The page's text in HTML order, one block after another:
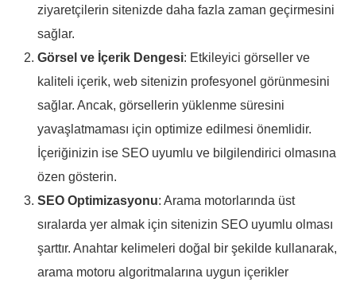
ziyaretçilerin sitenizde daha fazla zaman geçirmesini
sağlar.
Görsel ve İçerik Dengesi: Etkileyici görseller ve
kaliteli içerik, web sitenizin profesyonel görünmesini
sağlar. Ancak, görsellerin yüklenme süresini
yavaşlatmaması için optimize edilmesi önemlidir.
İçeriğinizin ise SEO uyumlu ve bilgilendirici olmasına
özen gösterin.
SEO Optimizasyonu: Arama motorlarında üst
sıralarda yer almak için sitenizin SEO uyumlu olması
şarttır. Anahtar kelimeleri doğal bir şekilde kullanarak,
arama motoru algoritmalarına uygun içerikler